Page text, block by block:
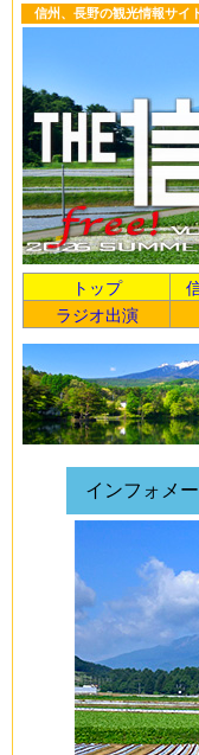
信州、長野の観光情報サ
トップ
ラジオ出演
インフォメ